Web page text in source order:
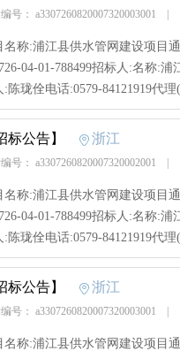
号： a3307260820007320003001
名称:浦江县供水管网建设项目
04-01-788499招标人:名称:
:陈珑佺电话:0579-84121919代理(
标公告】 浙江
号： a3307260820007320002001
名称:浦江县供水管网建设项目
04-01-788499招标人:名称:
:陈珑佺电话:0579-84121919代理(
标公告】 浙江
号： a3307260820007320003001
名称:浦江县供水管网建设项目